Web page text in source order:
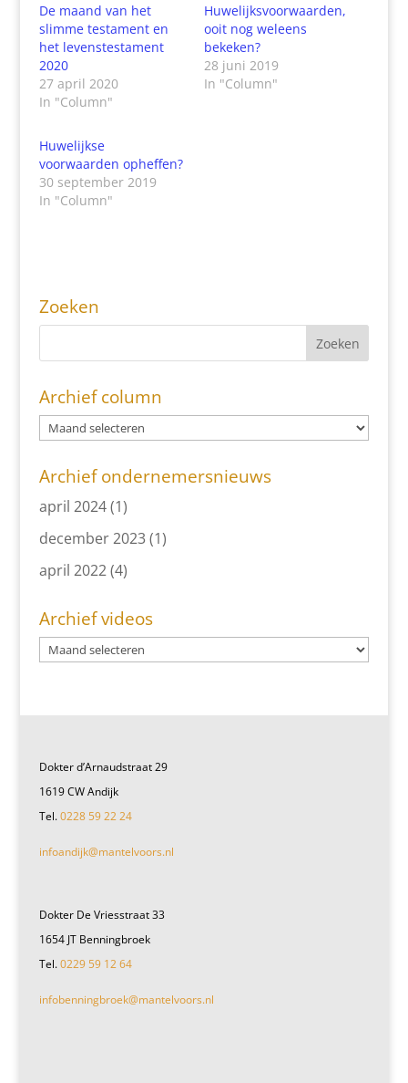
De maand van het
slimme testament en
het levenstestament
2020
27 april 2020
In "Column"
Huwelijksvoorwaarden,
ooit nog weleens
bekeken?
28 juni 2019
In "Column"
Huwelijkse
voorwaarden opheffen?
30 september 2019
In "Column"
Zoeken
Archief column
Archief ondernemersnieuws
april 2024(1)
december 2023(1)
april 2022(4)
Archief videos
Dokter d’Arnaudstraat 29
1619 CW Andijk
Tel.0228 59 22 24
infoandijk@mantelvoors.nl
Dokter De Vriesstraat 33
1654 JT Benningbroek
Tel.0229 59 12 64
infobenningbroek@mantelvoors.nl